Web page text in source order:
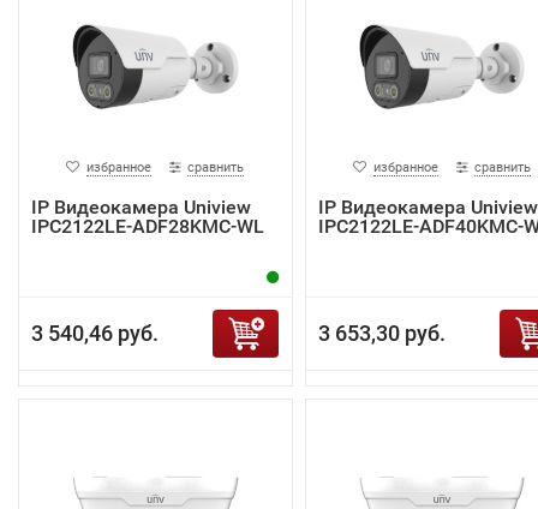
избранное сравнить
IP Видеокамера Uniview
IPC2122LE-ADF28KMC-WL
3 540,46 руб.
избранное сравнить
IP Видеокамера Uniview
IPC2122LE-ADF40KMC-
3 653,30 руб.